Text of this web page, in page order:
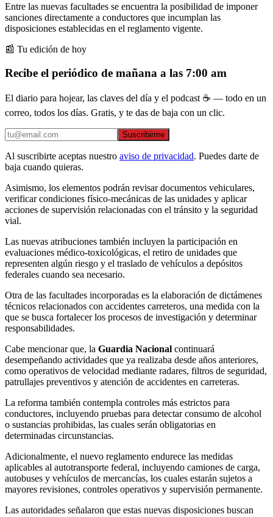
Entre las nuevas facultades se encuentra la posibilidad de imponer
sanciones directamente a conductores que incumplan las
disposiciones establecidas en el reglamento vigente.
📰 Tu edición de hoy
Recibe el periódico de mañana a las 7:00 am
El diario para hojear, las claves del día y el podcast ☕ — todo en un
correo, todos los días. Gratis, y te das de baja con un clic.
Suscribirme
Al suscribirte aceptas nuestro aviso de privacidad. Puedes darte de
baja cuando quieras.
Asimismo, los elementos podrán revisar documentos vehiculares,
verificar condiciones físico-mecánicas de las unidades y aplicar
acciones de supervisión relacionadas con el tránsito y la seguridad
vial.
Las nuevas atribuciones también incluyen la participación en
evaluaciones médico-toxicológicas, el retiro de unidades que
representen algún riesgo y el traslado de vehículos a depósitos
federales cuando sea necesario.
Otra de las facultades incorporadas es la elaboración de dictámenes
técnicos relacionados con accidentes carreteros, una medida con la
que se busca fortalecer los procesos de investigación y determinar
responsabilidades.
Cabe mencionar que, la Guardia Nacional continuará
desempeñando actividades que ya realizaba desde años anteriores,
como operativos de velocidad mediante radares, filtros de seguridad,
patrullajes preventivos y atención de accidentes en carreteras.
La reforma también contempla controles más estrictos para
conductores, incluyendo pruebas para detectar consumo de alcohol
o sustancias prohibidas, las cuales serán obligatorias en
determinadas circunstancias.
Adicionalmente, el nuevo reglamento endurece las medidas
aplicables al autotransporte federal, incluyendo camiones de carga,
autobuses y vehículos de mercancías, los cuales estarán sujetos a
mayores revisiones, controles operativos y supervisión permanente.
Las autoridades señalaron que estas nuevas disposiciones buscan